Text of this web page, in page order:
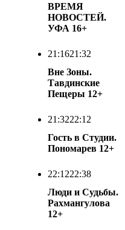
ВРЕМЯ
НОВОСТЕЙ.
УФА 16+
21:1621:32
Вне Зоны.
Тавдинские
Пещеры 12+
21:3222:12
Гость в Студии.
Пономарев 12+
22:1222:38
Люди и Судьбы.
Рахмангулова
12+